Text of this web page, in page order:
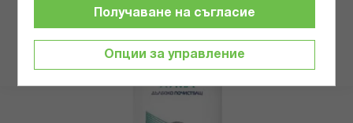
Опции за управление
Получаване на съгласие